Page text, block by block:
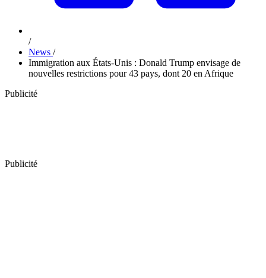
/
News /
Immigration aux États-Unis : Donald Trump envisage de
nouvelles restrictions pour 43 pays, dont 20 en Afrique
Publicité
Publicité